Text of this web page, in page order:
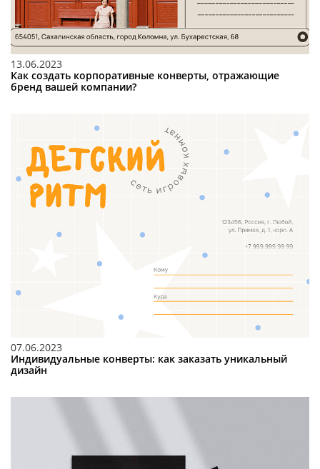
13.06.2023
Как создать корпоративные конверты, отражающие
бренд вашей компании?
07.06.2023
Индивидуальные конверты: как заказать уникальный
дизайн